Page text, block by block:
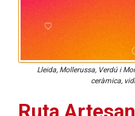
Lleida, Mollerussa, Verdú i
ceràmica,